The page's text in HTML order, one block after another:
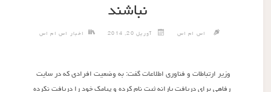
نباشند
اس ام اس آوریل 20, 2014 اخبار اس ام اس
وزیر ارتباطات و فناوری اطلاعات گفت: به وضعیت افرادی که در سایت
رفاهی برای دریافت یارانه ثبت نام کرده و پیامک خود را دریافت نکرده